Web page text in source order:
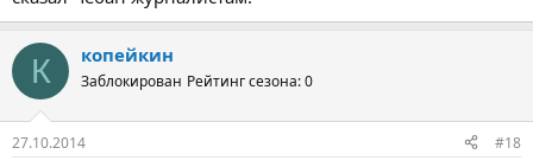
К копейкин
Заблокирован Рейтинг сезона: 0
27.10.2014 #18